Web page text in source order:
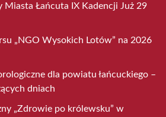
Miasta Łańcuta IX Kadencji Już 29
„NGO Wysokich Lotów” na 2026
dla powiatu łańcuckiego –
dniach
„Zdrowie po królewsku” w